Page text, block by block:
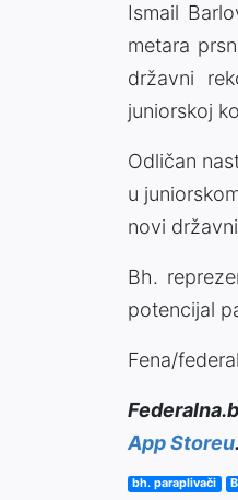
Ismail
metara
državni
juniorskoj
Odličan
u
novi
Bh.
potencijal
Fena/
App Storeu.
bh. paraplivači